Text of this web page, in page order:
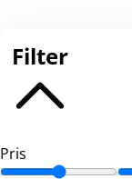
Filter
Pris